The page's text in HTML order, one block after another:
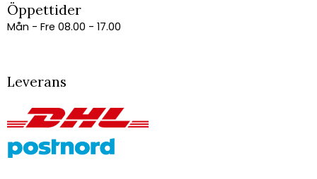
Öppettider
Mån - Fre 08.00 - 17.00
Leverans